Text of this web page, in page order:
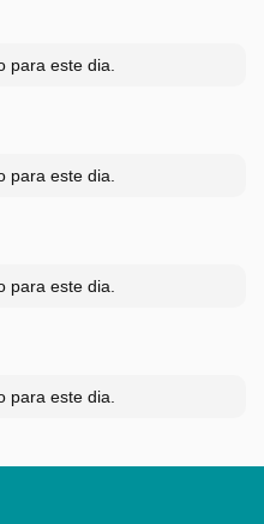
para este dia.
para este dia.
para este dia.
para este dia.